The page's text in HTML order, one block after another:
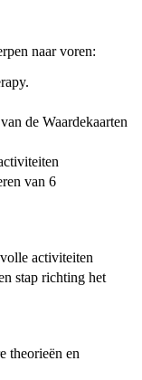
naar voren:
de Waardekaarten
van 6
activiteiten
stap richting het
theorieën en